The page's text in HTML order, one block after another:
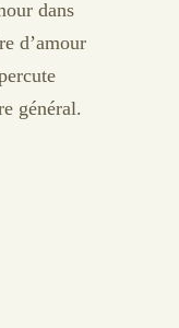
dans
d’amour
général.